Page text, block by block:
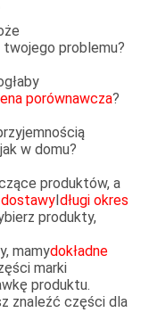
twojego problemu?
porównawcza?
w domu?
produktów, a
I długi okres
produkty,
mamydokładne
marki
produktu.
znaleźć części dla